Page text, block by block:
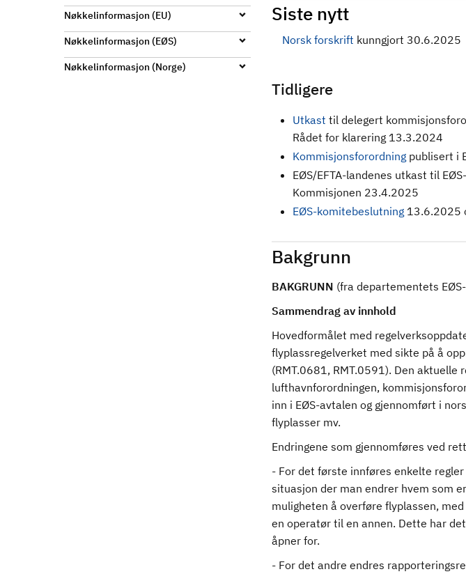
Nøkkelinformasjon (EU)
Nøkkelinformasjon (EØS)
Nøkkelinformasjon (Norge)
Siste nytt
Norsk forskrift kunngjort 30.6.2025
Tidligere
Utkast til delegert
Rådet for klarering 13.3.2024
Kommisjonsforordningpublisert i
EØS/EFTA-landenes utkast til
Kommisjonen 23.4.2025
EØS-komitebeslutning13.6.2025
Bakgrunn
BAKGRUNN (fra departementets
Sammendrag av innhold
Hovedformålet med
flyplassregelverket med sikte på å
(RMT.0681, RMT.0591). Den aktuelle
lufthavnforordningen,
inn i EØS-avtalen og gjennomført i
flyplasser mv.
Endringene som gjennomføres ved
- For det første innføres enkelte
situasjon der man endrer hvem som
muligheten å overføre flyplassen,
en operatør til en annen. Dette har
åpner for.
- For det andre endres